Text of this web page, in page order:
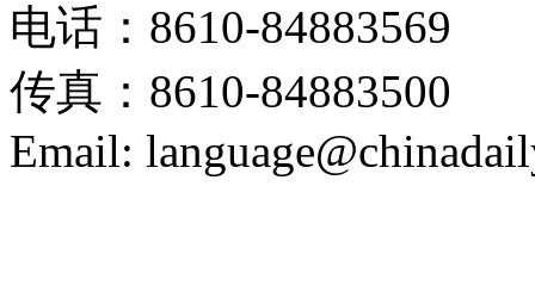
电话：8610-84883569
传真：8610-84883500
Email: